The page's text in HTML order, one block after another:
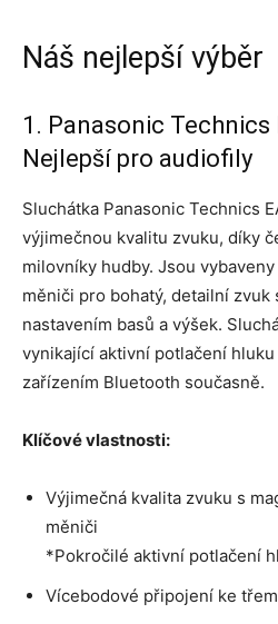
Náš nejlepší výběr
1. Panasonic Technics
Nejlepší pro audiofily
Sluchátka Panasonic Technics
výjimečnou kvalitu zvuku, díky
milovníky hudby. Jsou
měniči pro bohatý, detailní
nastavením basů a výšek.
vynikající aktivní potlačení
zařízením Bluetooth současně.
Klíčové vlastnosti:
Výjimečná kvalita zvuku s
měniči
*Pokročilé aktivní potlačení
Vícebodové připojení ke